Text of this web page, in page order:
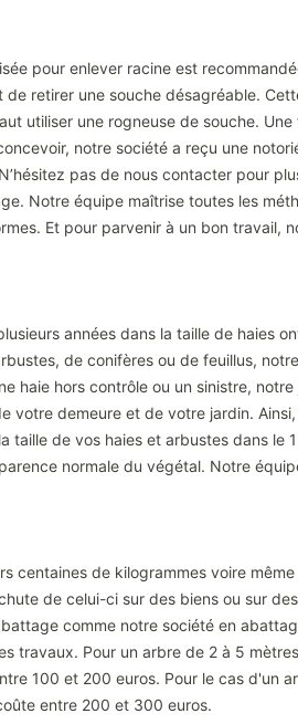
pour enlever racine est
retirer une souche désagréable.
utiliser une rogneuse de souche. Une
notre société a reçu une
pas de nous contacter pour
Notre équipe maîtrise toutes les
Et pour parvenir à un bon travail,
années dans la taille de haies
de conifères ou de feuillus,
haie hors contrôle ou un sinistre,
votre demeure et de votre jardin.
taille de vos haies et arbustes dans le
normale du végétal. Notre
centaines de kilogrammes voire même
de celui-ci sur des biens ou sur
comme notre société en
travaux. Pour un arbre de 2 à 5
100 et 200 euros. Pour le cas d'un
entre 200 et 300 euros.